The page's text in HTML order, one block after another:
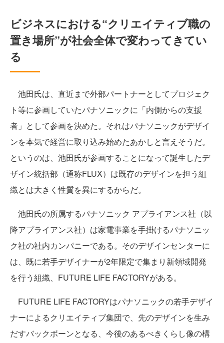
ビジネスにおける“クリエイティブ職の
置き場所”が社会全体で変わってきてい
る
池田氏は、直近まで外部パートナーとしてプロジェク
ト等に参画していたパナソニックに「内側からの支援
者」として参画を決めた。それはパナソニックがデザイ
ンを本気で経営に取り込み始めたあかしと言えそうだ。
というのは、池田氏が参画することになって誕生したデ
ザイン統括部（通称FLUX）は既存のデザインを担う組
織とは大きく性質を異にするからだ。
池田氏の所属するパナソニック アプライアンス社（以
降アプライアンス社）は家電事業を手掛けるパナソニッ
ク社の社内カンパニーである。そのデザインセンターに
は、既に若手デザイナーが2年限定で集まり新領域開発
を行う組織、FUTURE LIFE FACTORYがある。
FUTURE LIFE FACTORYはパナソニックの若手デザイ
ナーによるクリエイティブ集団で、先のデザインを生み
だすバックボーンとなる、今後のあるべきくらし像の構